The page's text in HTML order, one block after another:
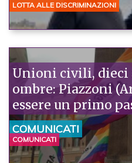
RESPONSABILITÀ”
LOTTA ALLE DISCRIMINAZIONI
Unioni civili, dieci
ombre: Piazzoni
essere un primo
battuta d’arresto”
COMUNICATI
COMUNICATI